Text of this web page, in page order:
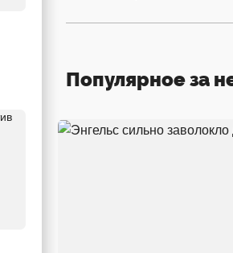
Популярное за